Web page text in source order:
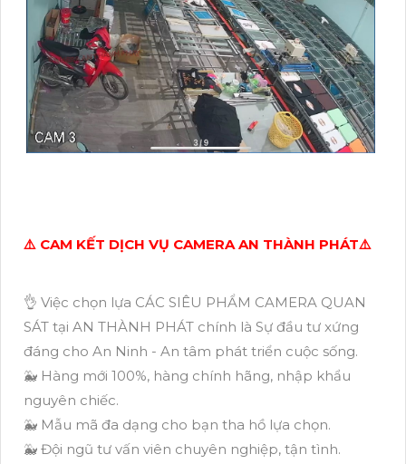
⚠️ CAM KẾT DỊCH VỤ CAMERA AN THÀNH PHÁT⚠️
👌 Việc chọn lựa CÁC SIÊU PHẨM CAMERA QUAN
SÁT tại AN THÀNH PHÁT chính là Sự đầu tư xứng
đáng cho An Ninh - An tâm phát triển cuộc sống.
🐳 Hàng mới 100%, hàng chính hãng, nhập khẩu
nguyên chiếc.
🐳 Mẫu mã đa dạng cho bạn tha hồ lựa chọn.
🐳 Đội ngũ tư vấn viên chuyên nghiệp, tận tình.